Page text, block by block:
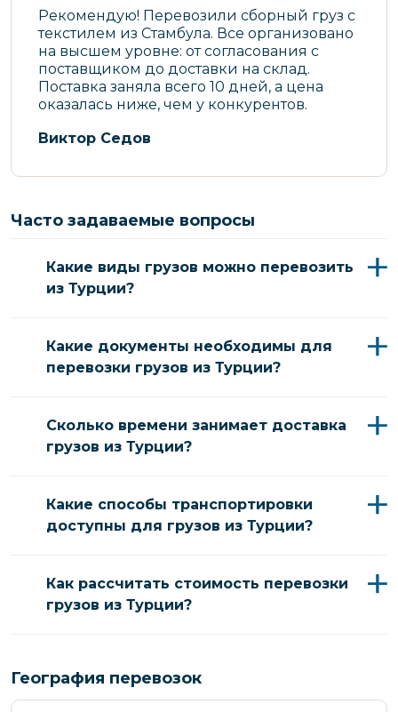
Рекомендую! Перевозили сборный груз с
текстилем из Стамбула. Все организовано
на высшем уровне: от согласования с
поставщиком до доставки на склад.
Поставка заняла всего 10 дней, а цена
оказалась ниже, чем у конкурентов.
Виктор Седов
Часто задаваемые вопросы
Какие виды грузов можно перевозить
из Турции?
Какие документы необходимы для
перевозки грузов из Турции?
Сколько времени занимает доставка
грузов из Турции?
Какие способы транспортировки
доступны для грузов из Турции?
Как рассчитать стоимость перевозки
грузов из Турции?
География перевозок